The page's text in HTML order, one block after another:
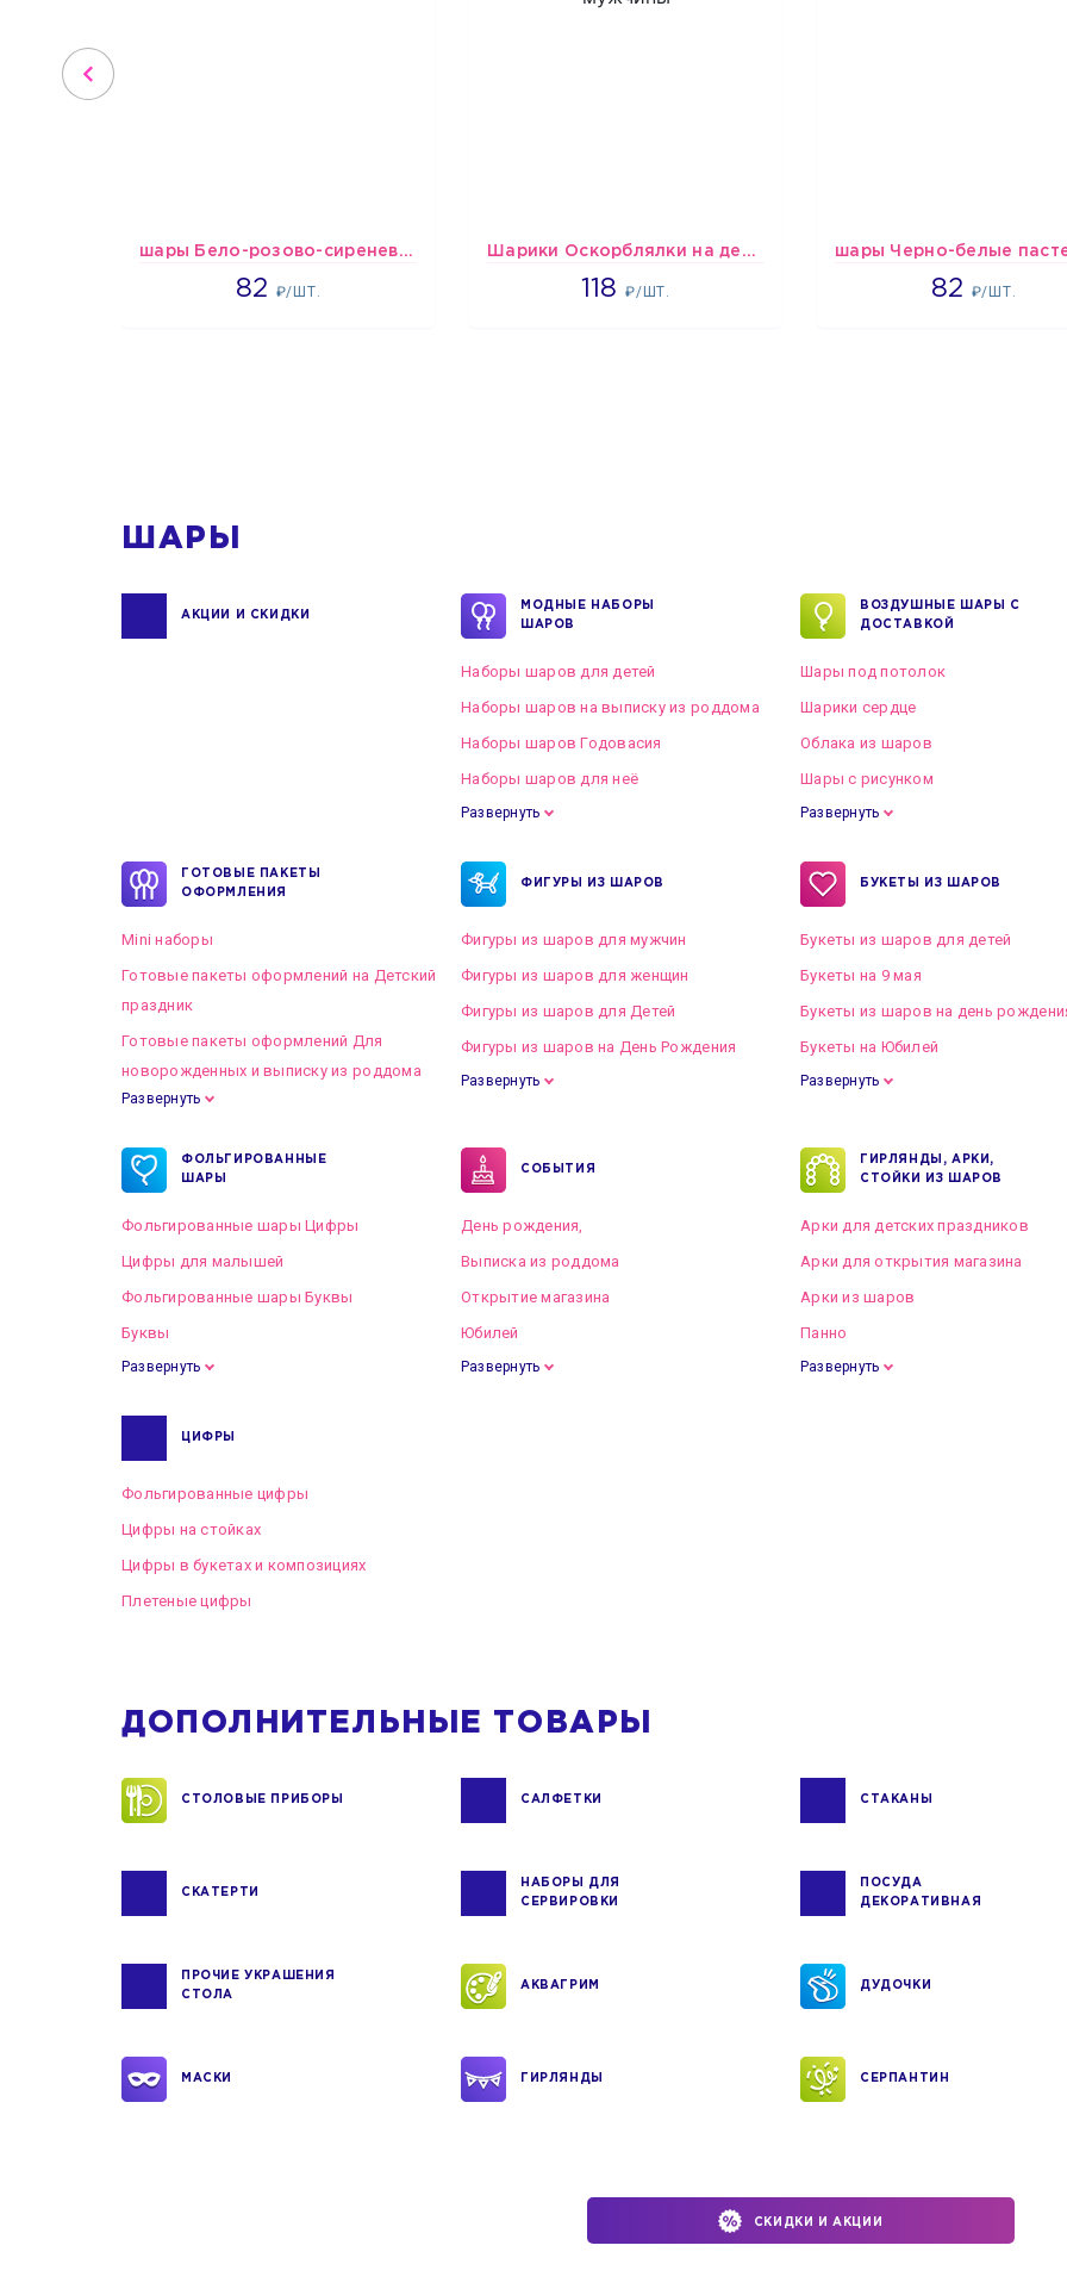
шары Бело-розово-сиреневые пастельные
82 ₽/ШТ.
1637 Шарики Оскорблялки на день рождения для мужчины
118₽/ШТ.
1766
82 ₽/ШТ.
1637
ШАРЫ
АКЦИИ И СКИДКИ
МОДНЫЕ НАБОРЫ
ШАРОВ
Наборы шаров для детей
Наборы шаров на выписку из роддома
Наборы шаров Годовасия
Наборы шаров для неё
Развернуть
ВОЗДУШНЫЕ ШАРЫ С
ДОСТАВКОЙ
Шары под потолок
Шарики сердце
Облака из шаров
Шары с рисунком
Развернуть
ГОТОВЫЕ ПАКЕТЫ
ОФОРМЛЕНИЯ
Mini наборы
Готовые пакеты оформлений на Детский
праздник
Готовые пакеты оформлений Для
новорожденных и выписку из роддома
Готовые пакеты оформлений на Свадьбу
Развернуть
ФИГУРЫ ИЗ ШАРОВ
Фигуры из шаров для мужчин
Фигуры из шаров для женщин
Фигуры из шаров для Детей
Фигуры из шаров на День Рождения
Развернуть
БУКЕТЫ ИЗ ШАРОВ
Букеты из шаров для детей
Букеты на 9 мая
Букеты из шаров на день
Букеты на Юбилей
Развернуть
ФОЛЬГИРОВАННЫЕ
ШАРЫ
Фольгированные шары Цифры
Цифры для малышей
Фольгированные шары Буквы
Буквы
Развернуть
СОБЫТИЯ
День рождения,
Выписка из роддома
Открытие магазина
Юбилей
Развернуть
ГИРЛЯНДЫ, АРКИ,
СТОЙКИ ИЗ ШАРОВ
Арки для детских праздников
Арки для открытия магазина
Арки из шаров
Панно
Развернуть
ЦИФРЫ
Фольгированные цифры
Цифры на стойках
Цифры в букетах и композициях
Плетеные цифры
ДОПОЛНИТЕЛЬНЫЕ ТОВАРЫ
СТОЛОВЫЕ ПРИБОРЫ САЛФЕТКИ СТАКАНЫ
СКАТЕРТИ
НАБОРЫ ДЛЯ
СЕРВИРОВКИ
ПОСУДА
ДЕКОРАТИВНАЯ
ПРОЧИЕ УКРАШЕНИЯ
СТОЛА
АКВАГРИМ ДУДОЧКИ
МАСКИ ГИРЛЯНДЫ СЕРПАНТИН
СКИДКИ И АКЦИИ